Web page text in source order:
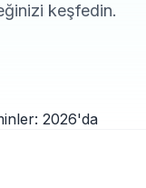
keşfedin.